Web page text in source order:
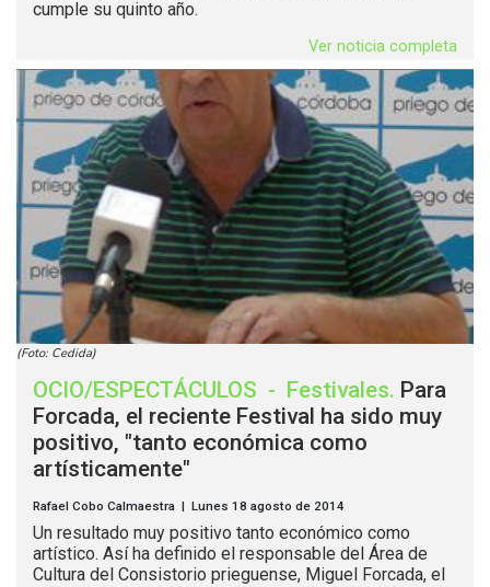
cumple su quinto año.
Ver noticia completa
(Foto: Cedida)
OCIO/ESPECTÁCULOS - Festivales. Para
Forcada, el reciente Festival ha sido muy
positivo, "tanto económica como
artísticamente"
Rafael Cobo Calmaestra | Lunes 18 agosto de 2014
Un resultado muy positivo tanto económico como
artístico. Así ha definido el responsable del Área de
Cultura del Consistorio prieguense, Miguel Forcada, el